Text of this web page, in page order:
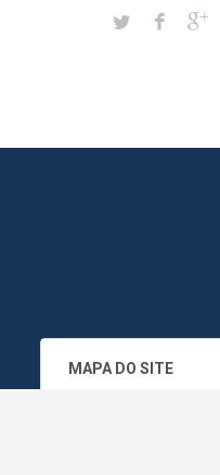
MAPA DO SITE